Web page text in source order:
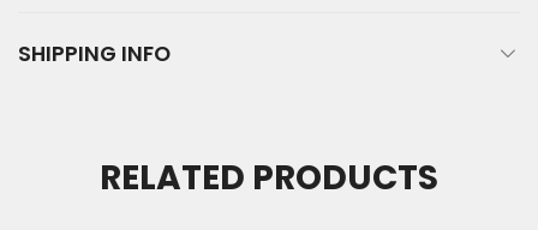
SHIPPING INFO
RELATED PRODUCTS